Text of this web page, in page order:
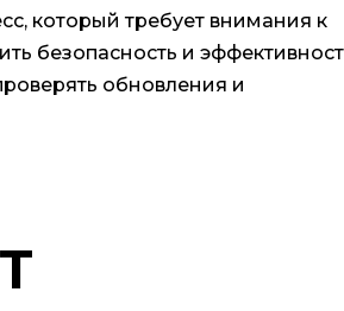
который требует внимания к
безопасность и
обновления и